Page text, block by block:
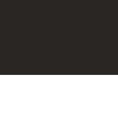
Explications sur